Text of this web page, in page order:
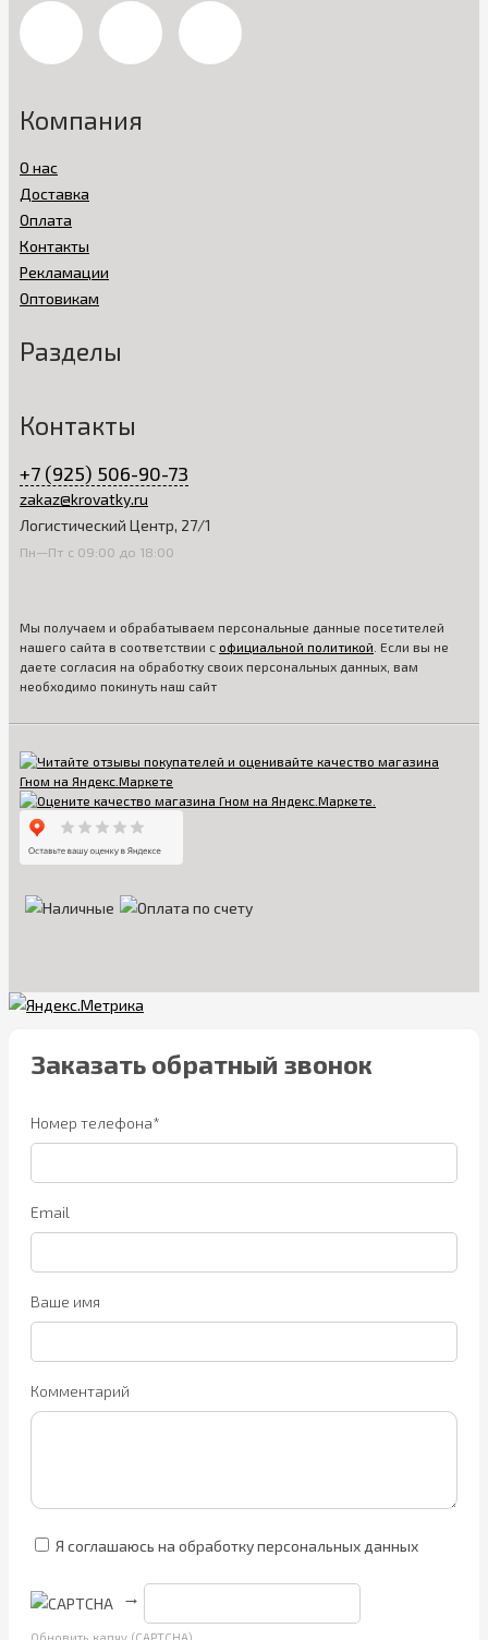
Компания
О нас
Доставка
Оплата
Контакты
Рекламации
Оптовикам
Разделы
Контакты
+7 (925) 506-90-73
zakaz@krovatky.ru
Логистический Центр, 27/1
Пн—Пт с 09:00 до 18:00
Мы получаем и обрабатываем персональные данные посетителей
нашего сайта в соответствии с официальной политикой . Если вы не
даете согласия на обработку своих персональных данных, вам
необходимо покинуть наш сайт
Заказать обратный звонок
Номер телефона*
Email
Ваше имя
Комментарий
Я соглашаюсь на обработку персональных данных
→